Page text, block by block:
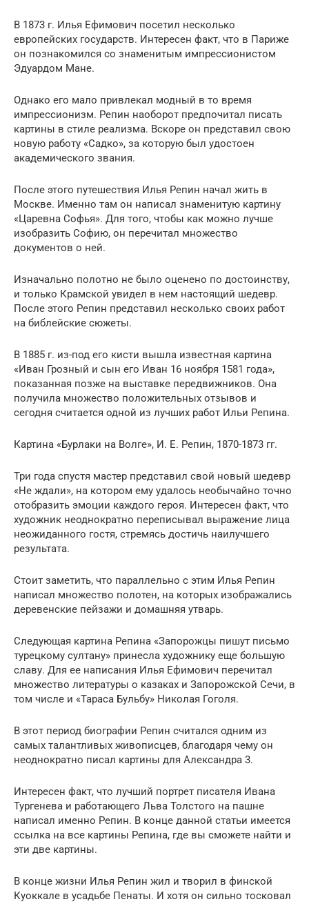
В 1873 г. Илья Ефимович посетил несколько
европейских государств. Интересен факт, что в Париже
он познакомился со знаменитым импрессионистом
Эдуардом Мане.
Однако его мало привлекал модный в то время
импрессионизм. Репин наоборот предпочитал писать
картины в стиле реализма. Вскоре он представил свою
новую работу «Садко», за которую был удостоен
академического звания.
После этого путешествия Илья Репин начал жить в
Москве. Именно там он написал знаменитую картину
«Царевна Софья». Для того, чтобы как можно лучше
изобразить Софию, он перечитал множество
документов о ней.
Изначально полотно не было оценено по достоинству,
и только Крамской увидел в нем настоящий шедевр.
После этого Репин представил несколько своих работ
на библейские сюжеты.
В 1885 г. из-под его кисти вышла известная картина
«Иван Грозный и сын его Иван 16 ноября 1581 года»,
показанная позже на выставке передвижников. Она
получила множество положительных отзывов и
сегодня считается одной из лучших работ Ильи Репина.
Картина «Бурлаки на Волге», И. Е. Репин, 1870-1873 гг.
Три года спустя мастер представил свой новый шедевр
«Не ждали», на котором ему удалось необычайно точно
отобразить эмоции каждого героя. Интересен факт, что
художник неоднократно переписывал выражение лица
неожиданного гостя, стремясь достичь наилучшего
результата.
Стоит заметить, что параллельно с этим Илья Репин
написал множество полотен, на которых изображались
деревенские пейзажи и домашняя утварь.
Следующая картина Репина «Запорожцы пишут письмо
турецкому султану» принесла художнику еще большую
славу. Для ее написания Илья Ефимович перечитал
множество литературы о казаках и Запорожской Сечи, в
том числе и «Тараса Бульбу» Николая Гоголя.
В этот период биографии Репин считался одним из
самых талантливых живописцев, благодаря чему он
неоднократно писал картины для Александра 3.
Интересен факт, что лучший портрет писателя Ивана
Тургенева и работающего Льва Толстого на пашне
написал именно Репин. В конце данной статьи имеется
ссылка на все картины Репина, где вы сможете найти и
эти две картины.
В конце жизни Илья Репин жил и творил в финской
Куоккале в усадьбе Пенаты. И хотя он сильно тосковал